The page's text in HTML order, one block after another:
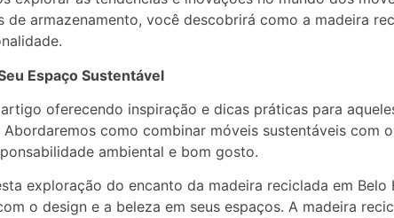
de armazenamento, você descobrirá como a madeira
Espaço Sustentável
oferecendo inspiração e dicas práticas para
como combinar móveis sustentáveis
ambiental e bom gosto.
exploração do encanto da madeira reciclada em
o design e a beleza em seus espaços. A madeira